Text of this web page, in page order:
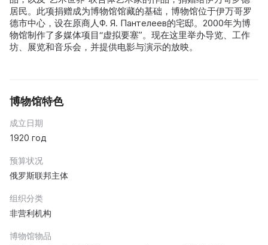
居民。此项捐赠成为博物馆馆藏的基础，博物馆位于伊万哥罗
德市中心，设在原商人Ф. Я. Пантелеев的宅邸。2000年为博
物馆制作了多媒体项目“虚拟要塞”。现在这里举办导览、工作
坊、展览和音乐会，并提供电影与演示的放映。
博物馆特色
成立日期
1920 год
预算状况
俄罗斯联邦主体
组织分类
非营利机构
博物馆物品